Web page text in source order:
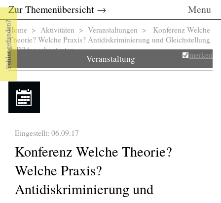
Zur Themenübersicht → Menu
Sie sind hier
Home > Aktivitäten > Veranstaltungen > Konferenz Welche
Theorie? Welche Praxis? Antidiskriminierung und Gleichstellung
in Bildungskontexten
Veranstaltung merken
Eingestellt: 06.09.17
Konferenz Welche Theorie?
Welche Praxis?
Antidiskriminierung und